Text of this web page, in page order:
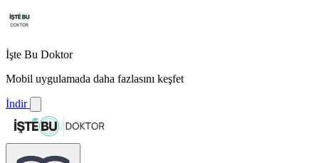
İşte Bu Doktor
Mobil uygulamada daha fazlasını keşfet
İndir